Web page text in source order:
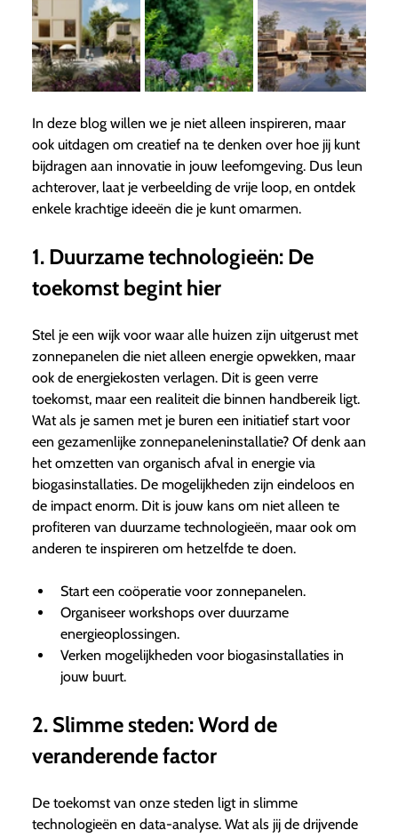
In deze blog willen we je niet alleen inspireren, maar
ook uitdagen om creatief na te denken over hoe jij kunt
bijdragen aan innovatie in jouw leefomgeving. Dus leun
achterover, laat je verbeelding de vrije loop, en ontdek
enkele krachtige ideeën die je kunt omarmen.
1. Duurzame technologieën: De
toekomst begint hier
Stel je een wijk voor waar alle huizen zijn uitgerust met
zonnepanelen die niet alleen energie opwekken, maar
ook de energiekosten verlagen. Dit is geen verre
toekomst, maar een realiteit die binnen handbereik ligt.
Wat als je samen met je buren een initiatief start voor
een gezamenlijke zonnepaneleninstallatie? Of denk aan
het omzetten van organisch afval in energie via
biogasinstallaties. De mogelijkheden zijn eindeloos en
de impact enorm. Dit is jouw kans om niet alleen te
profiteren van duurzame technologieën, maar ook om
anderen te inspireren om hetzelfde te doen.
Start een coöperatie voor zonnepanelen.
Organiseer workshops over duurzame
energieoplossingen.
Verken mogelijkheden voor biogasinstallaties in
jouw buurt.
2. Slimme steden: Word de
veranderende factor
De toekomst van onze steden ligt in slimme
technologieën en data-analyse. Wat als jij de drijvende